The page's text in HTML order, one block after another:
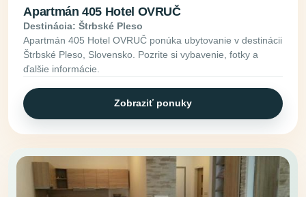
Apartmán 405 Hotel OVRUČ
Destinácia: Štrbské Pleso
Apartmán 405 Hotel OVRUČ ponúka ubytovanie v destinácii
Štrbské Pleso, Slovensko. Pozrite si vybavenie, fotky a
ďalšie informácie.
Zobraziť ponuky